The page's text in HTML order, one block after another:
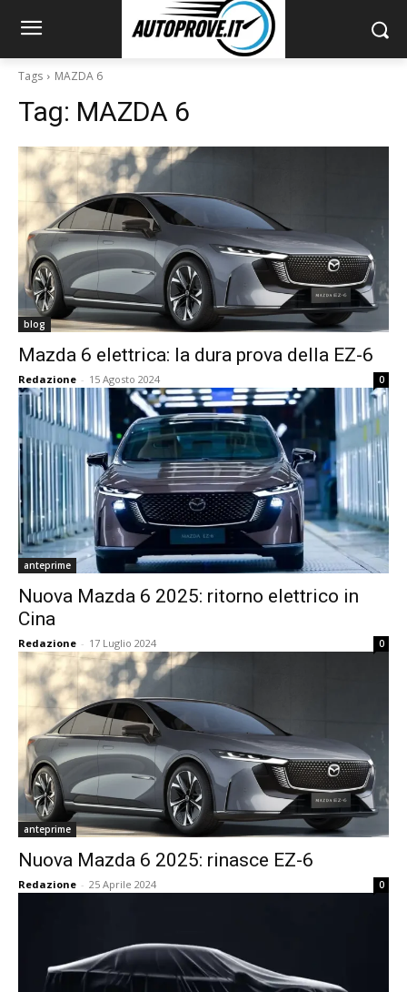
Tags MAZDA 6
Tag: MAZDA 6
blog
Mazda 6 elettrica: la dura prova della EZ-6
Redazione - 15 Agosto 2024 0
anteprime
Nuova Mazda 6 2025: ritorno elettrico in
Cina
Redazione - 17 Luglio 2024 0
anteprime
Nuova Mazda 6 2025: rinasce EZ-6
Redazione - 25 Aprile 2024 0